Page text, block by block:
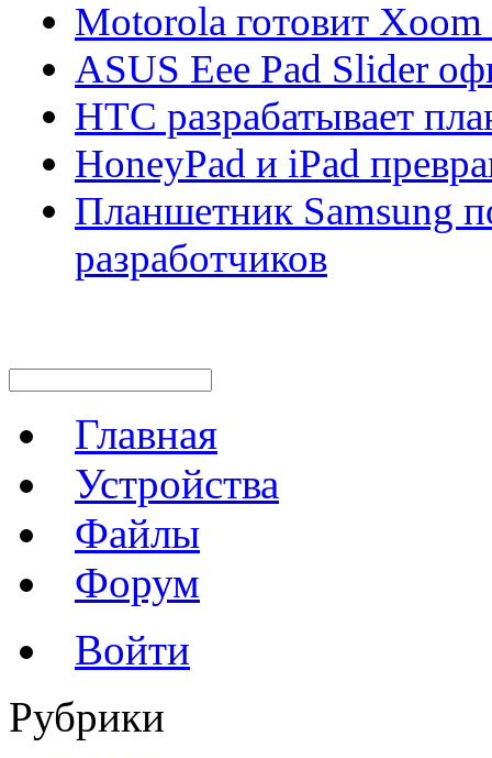
Motorola готовит Xoom
ASUS Eee Pad Slider
HTC разрабатывает
HoneyPad и iPad
Планшетник Samsung
разработчиков
Главная
Устройства
Файлы
Форум
Войти
Рубрики